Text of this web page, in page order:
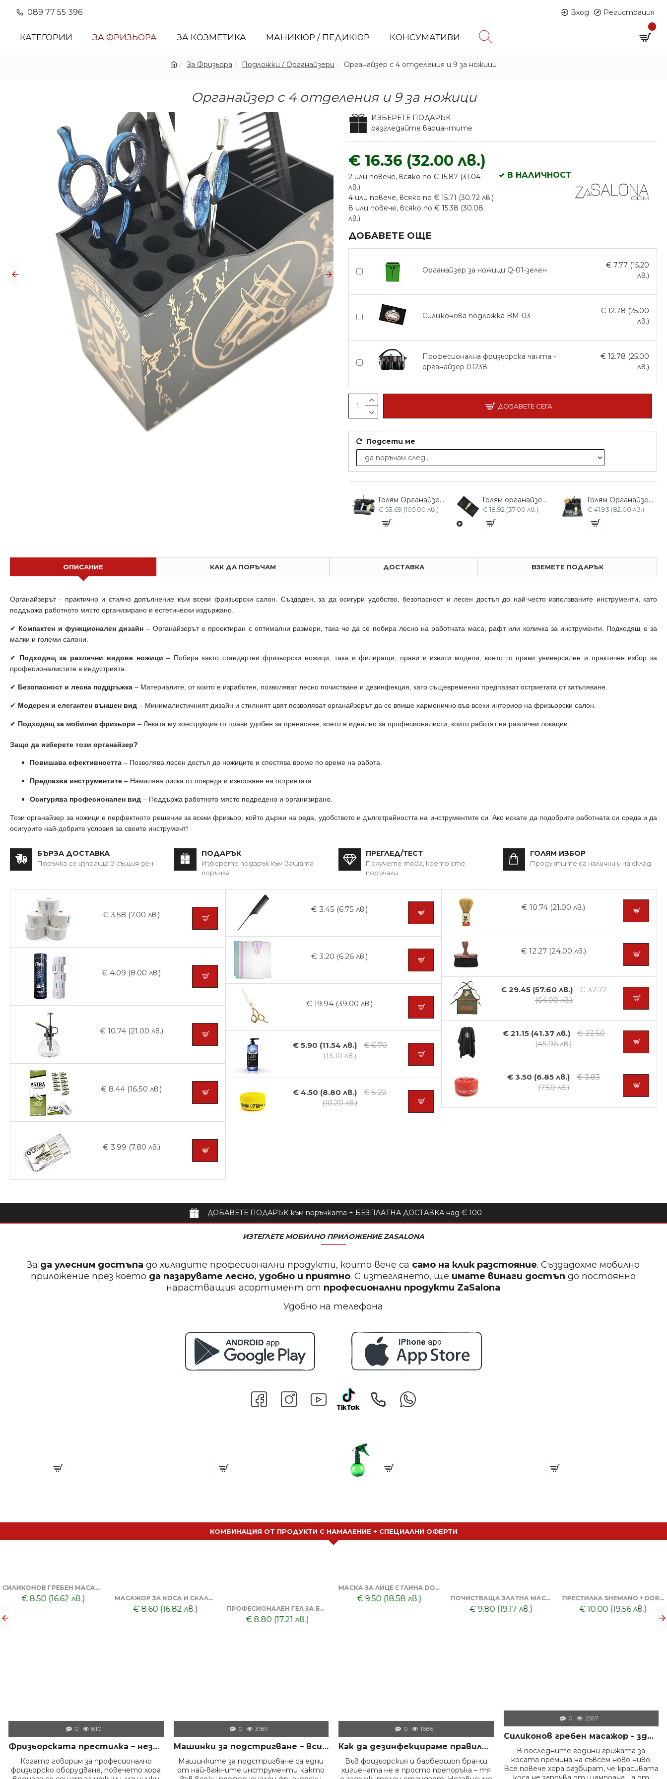
089 77 55 396 Вход Регистрация
КАТЕГОРИИ ЗА ФРИЗЬОРА ЗА КОЗМЕТИКА МАНИКЮР / ПЕДИКЮР КОНСУМАТИВИ
За Фризьора Подложки / Органайзери Органайзер с 4 отделения и 9 за ножици
Органайзер с 4 отделения и 9 за ножици
ИЗБЕРЕТЕ ПОДАРЪК
разгледайте вариантите
€ 16.36 (32.00 лв.)
2 или повече, всяко по € 15.87 (31.04
лв.)
4 или повече, всяко по € 15.71 (30.72 лв.)
8 или повече, всяко по € 15.38 (30.08
лв.)
В НАЛИЧНОСТ
ДОБАВЕТЕ ОЩЕ
Органайзер за ножици Q-01-зелен
€ 7.77 (15.20
лв.)
Силиконова подложка BM-03
€ 12.78 (25.00
лв.)
Професионална фризьорска чанта -
органайзер 01238
€ 12.78 (25.00
лв.)
ДОБАВЕТЕ СЕГА
Подсети ме
Голям Органайзер 408 с множество отделения
€ 53.69 (105.00 лв.)
Голям органайзер за фризьорски аксесоари G-302
€ 18.92 (37.00 лв.)
Голям Органайзер с множество отделения
€ 41.93 (82.00 лв.)
ОПИСАНИЕ КАК ДА ПОРЪЧАМ ДОСТАВКА ВЗЕМЕТЕ ПОДАРЪК
Органайзерът - практично и стилно допълнение към всеки фризьорски салон. Създаден, за да осигури удобство, безопасност и лесен достъп до най-често използваните инструменти, като
поддържа работното място организирано и естетически издържано.
✔ Компактен и функционален дизайн – Органайзерът е проектиран с оптимални размери, така че да се побира лесно на работната маса, рафт или количка за инструменти. Подходящ е за
малки и големи салони.
✔ Подходящ за различни видове ножици – Побира както стандартни фризьорски ножици, така и филиращи, прави и извити модели, което го прави универсален и практичен избор за
професионалистите в индустрията.
✔ Безопасност и лесна поддръжка – Материалите, от които е изработен, позволяват лесно почистване и дезинфекция, като същевременно предпазват остриетата от затъпяване.
✔ Модерен и елегантен външен вид – Минималистичният дизайн и стилният цвят позволяват органайзерът да се впише хармонично във всеки интериор на фризьорски салон.
✔ Подходящ за мобилни фризьори – Леката му конструкция го прави удобен за пренасяне, което е идеално за професионалисти, които работят на различни локации.
Защо да изберете този органайзер?
Повишава ефективността – Позволява лесен достъп до ножиците и спестява време по време на работа.
Предпазва инструментите – Намалява риска от повреда и износване на остриетата.
Осигурява професионален вид – Поддържа работното място подредено и организирано.
Този органайзер за ножици е перфектното решение за всеки фризьор, който държи на реда, удобството и дълготрайността на инструментите си. Ако искате да подобрите работната си среда и да
осигурите най-добрите условия за своите инструмент!
БЪРЗА ДОСТАВКА
Поръчка се изпраща в същия ден
ПОДАРЪК
Изберете подарък към вашата
поръчка
ПРЕГЛЕД/ТЕСТ
Получете това, което сте
поръчали
ГОЛЯМ ИЗБОР
Продуктите са налични и на склад
€ 3.58 (7.00 лв.)
€ 4.09 (8.00 лв.)
€ 10.74 (21.00 лв.)
€ 8.44 (16.50 лв.)
€ 3.99 (7.80 лв.)
€ 3.45 (6.75 лв.)
€ 3.20 (6.26 лв.)
€ 19.94 (39.00 лв.)
€ 5.90 (11.54 лв.)
€ 6.70
(13.10 лв.)
€ 4.50 (8.80 лв.)
€ 5.22
(10.20 лв.)
€ 10.74 (21.00 лв.)
€ 12.27 (24.00 лв.)
€ 29.45 (57.60 лв.)
€ 32.72
(64.00 лв.)
€ 21.15 (41.37 лв.)
€ 23.50
(45.96 лв.)
€ 3.50 (6.85 лв.)
€ 3.83
(7.50 лв.)
ДОБАВЕТЕ ПОДАРЪК към поръчката + БЕЗПЛАТНА ДОСТАВКА над € 100
ИЗТЕГЛЕТЕ МОБИЛНО ПРИЛОЖЕНИЕ ZASALONA
За да улесним достъпадо хилядите професионални продукти, които вече са само на клик разстояние. Създадохме мобилно
приложение през което да пазарувате лесно, удобно и приятно. С изтеглянето, ще имате винаги достъп до постоянно
нарастващия асортимент от професионални продукти ZaSalona
Удобно на телефона
КОМБИНАЦИЯ ОТ ПРОДУКТИ С НАМАЛЕНИЕ + СПЕЦИАЛНИ ОФЕРТИ
€ 12.70 (24.84 лв.)
ФРИЗЬОРСКА ПЕЛЕРИНА + БУТИЛКА/ПРЪСКАЛКА + КАРБОНОВ ГРЕБЕН + НОЖИЦА 6 SCULPTO EUROSTIL
€ 23.00 (44.98 лв.)
€ 9.50 (18.58 лв.)
0 810
Фризьорската престилка – незаменимият помощник на всеки професионалист в салона
Когато говорим за професионално
фризьорско оборудване, повечето хора
0 3189
Машинки за подстригване – всичко, което трябва да знаем преди да изберем правилния модел
Машинките за подстригване са едни
от най-важните инструменти както
0 1686
Как да дезинфекцираме правилно инструментите във фризьорски салон – пълно професионално ръководство
Във фризьорския и барбершоп бранш
хигиената не е просто препоръка – тя
0 2597
Силиконов гребен масажор - здрава коса и скалп
В последните години грижата за
косата премина на съвсем ново ниво.
Все повече хора разбират, че красивата